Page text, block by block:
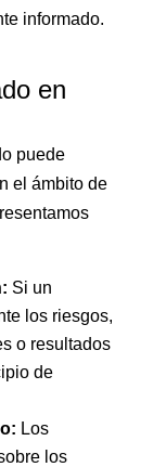
informado.
en
puede
el ámbito de
Si un
los riesgos,
o resultados
de
Los
los